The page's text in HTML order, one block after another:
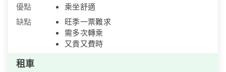
優點
乘坐舒適
缺點
旺季一票難求
需多次轉乘
又貴又費時
租車